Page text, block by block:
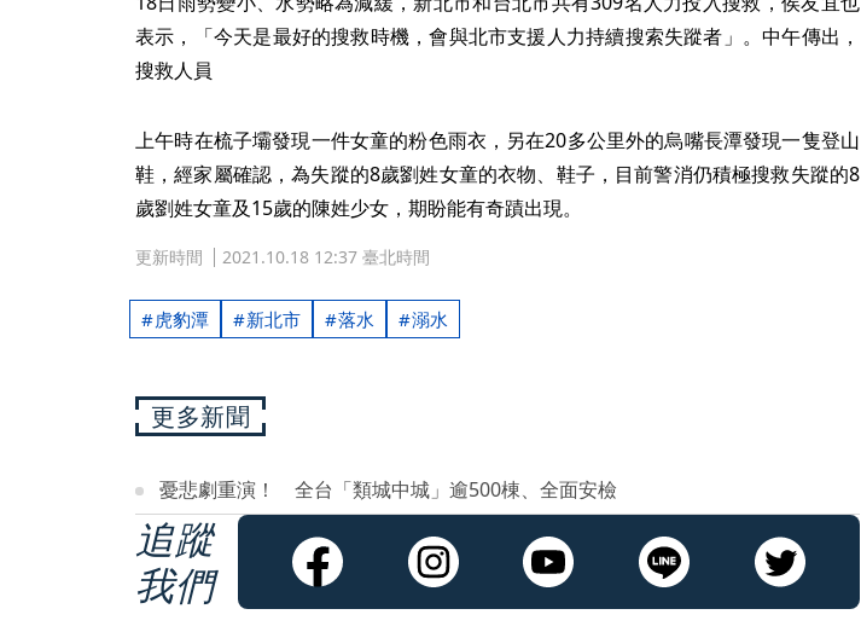
表示，「今天是最好的搜救時機，會與北市支援人力持續搜索失蹤者」。中午傳出，
搜救人員
上午時在梳子壩發現一件女童的粉色雨衣，另在20多公里外的烏嘴長潭發現一隻登山
鞋，經家屬確認，為失蹤的8歲劉姓女童的衣物、鞋子，目前警消仍積極搜救失蹤的8
歲劉姓女童及15歲的陳姓少女，期盼能有奇蹟出現。
更新時間 2021.10.18 12:37 臺北時間
虎豹潭 新北市 落水 溺水
更多新聞
憂悲劇重演！ 全台「類城中城」逾500棟、全面安檢
追蹤
我們